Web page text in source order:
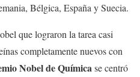
Bélgica, España y Suecia.
que lograron la tarea casi
completamente nuevos con
Nobel de Químicase centró